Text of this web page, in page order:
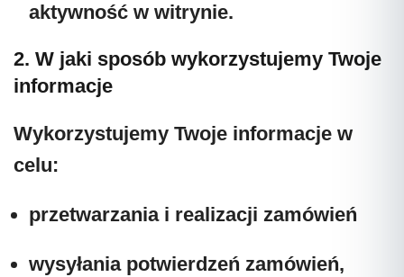
aktywność w witrynie.
2. W jaki sposób wykorzystujemy Twoje
informacje
Wykorzystujemy Twoje informacje w
celu:
przetwarzania i realizacji zamówień
wysyłania potwierdzeń zamówień,